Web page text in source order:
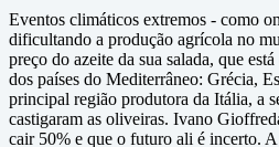
Eventos climáticos extremos - como
dificultando a produção agrícola no
preço do azeite da sua salada, que
dos países do Mediterrâneo: Grécia,
principal região produtora da Itália, a
castigaram as oliveiras. Ivano
cair 50% e que o futuro ali é incerto.